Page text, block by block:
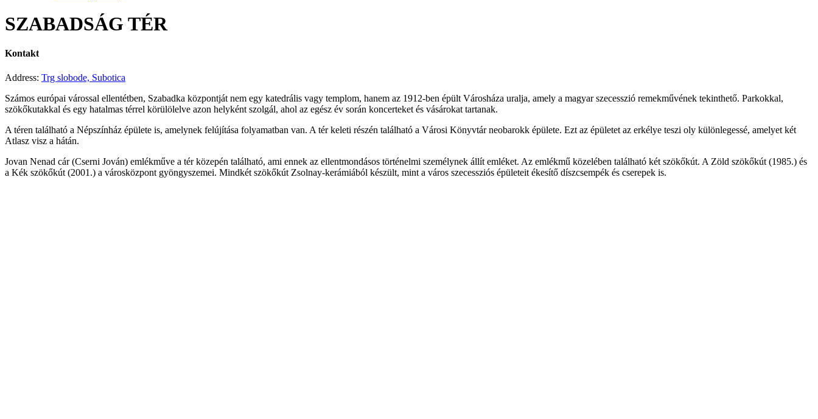
SZABADSÁG TÉR
Kontakt
Address: Trg slobode, Subotica
Számos európai várossal ellentétben, Szabadka központját nem egy katedrális vagy templom, hanem az 1912-ben épült Városháza uralja, amely a magyar szecesszió remekművének tekinthető. Parkokkal,
szökőkutakkal és egy hatalmas térrel körülölelve azon helyként szolgál, ahol az egész év során koncerteket és vásárokat tartanak.
A téren található a Népszínház épülete is, amelynek felújítása folyamatban van. A tér keleti részén található a Városi Könyvtár neobarokk épülete. Ezt az épületet az erkélye teszi oly különlegessé, amelyet két
Atlasz visz a hátán.
Jovan Nenad cár (Cserni Jován) emlékműve a tér közepén található, ami ennek az ellentmondásos történelmi személynek állít emléket. Az emlékmű közelében található két szökőkút. A Zöld szökőkút (1985.) és
a Kék szökőkút (2001.) a városközpont gyöngyszemei. Mindkét szökőkút Zsolnay-kerámiából készült, mint a város szecessziós épületeit ékesítő díszcsempék és cserepek is.